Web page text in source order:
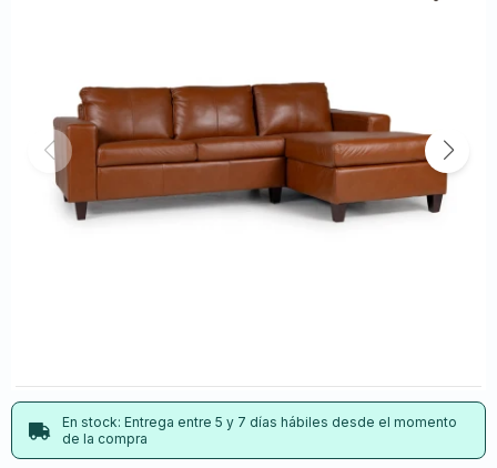
En stock: Entrega entre 5 y 7 días hábiles desde el momento
de la compra